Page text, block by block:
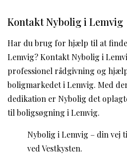
Kontakt Nybolig i Lemvig
Har du brug for hjælp til at
Lemvig? Kontakt Nybolig i
professionel rådgivning og
boligmarkedet i Lemvig. Med
dedikation er Nybolig det
til boligsøgning i Lemvig.
Nybolig i Lemvig – din vej
ved Vestkysten.